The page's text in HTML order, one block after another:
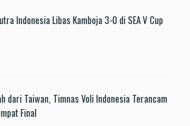
Indonesia Libas Kamboja 3-0 di SEA V Cup
dari Taiwan, Timnas Voli Indonesia Terancam
Final